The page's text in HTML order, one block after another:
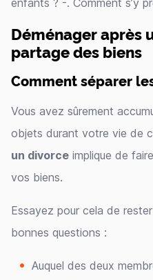
enfants ? -. Comment s’y
Déménager après
partage des biens
Comment séparer
Vous avez sûrement
objets durant votre vie de
un divorce implique de
vos biens.
Essayez pour cela de
bonnes questions :
Auquel des deux